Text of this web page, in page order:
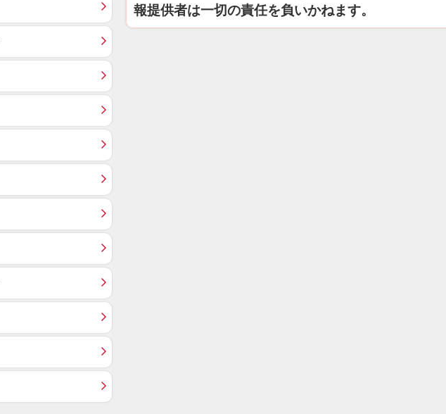
報提供者は一切の責任を負いかねます。